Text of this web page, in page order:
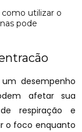
utilizar o
pode
desempenho
afetar sua
respiração e
o foco enquanto